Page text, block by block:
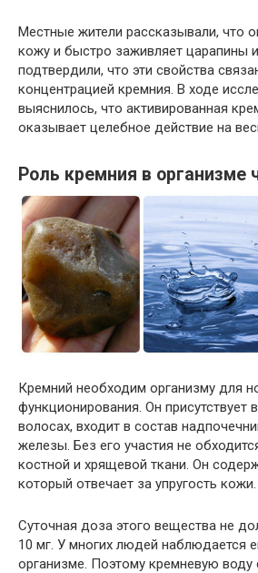
Местные жители рассказывали, что
кожу и быстро заживляет царапины
подтвердили, что эти свойства
концентрацией кремния. В ходе
выяснилось, что активированная
оказывает целебное действие на
Роль кремния в организме
Кремний необходим организму для
функционирования. Он присутствует
волосах, входит в состав
железы. Без его участия не
костной и хрящевой ткани. Он
который отвечает за упругость кожи.
Суточная доза этого вещества не
10 мг. У многих людей наблюдается
организме. Поэтому кремневую воду